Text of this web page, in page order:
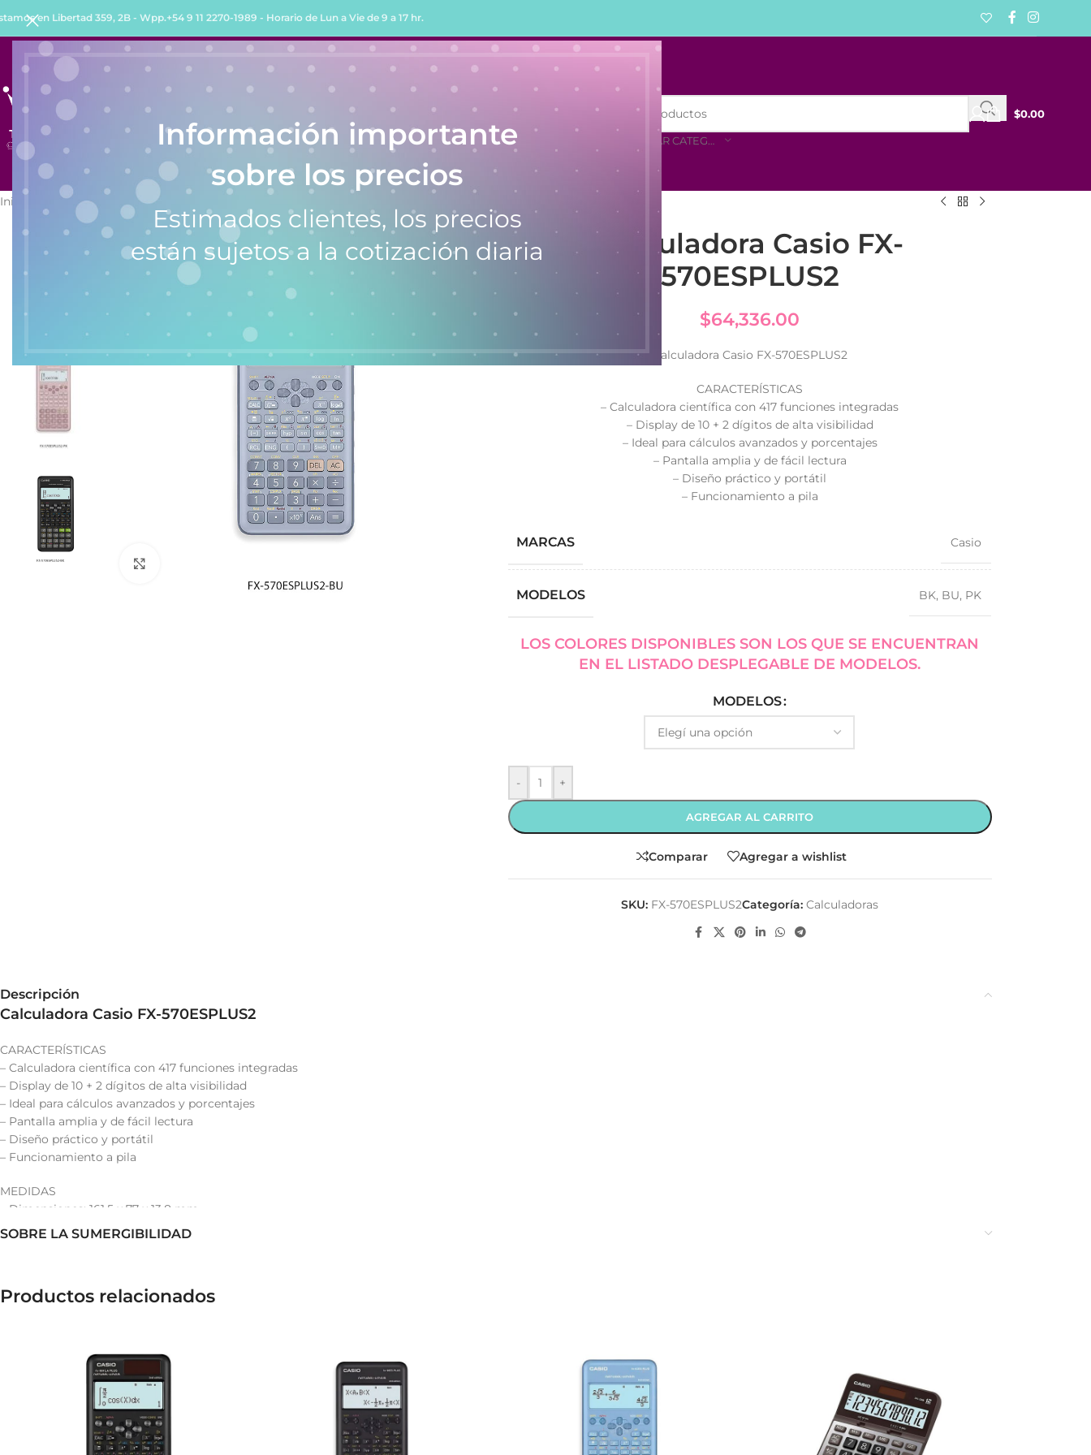
Información importante
sobre los precios
Estimados clientes, los precios
están sujetos a la cotización diaria
en Libertad 359, 2B - Wpp.+54 9 11 2270-1989 - Horario de Lun a Vie de 9 a 17 hr.
INICIO TIENDA QUIENES SOMOS COMO COMPRAR COMPRAR POR MENOR
SELECCIONAR CATEGORÍA
$0.00
Inicio Calculadoras Calculadora Casio FX-570ESPLUS2
Calculadora Casio FX-
570ESPLUS2
$64,336.00
Calculadora Casio FX-570ESPLUS2
CARACTERÍSTICAS
– Calculadora científica con 417 funciones integradas
– Display de 10 + 2 dígitos de alta visibilidad
– Ideal para cálculos avanzados y porcentajes
– Pantalla amplia y de fácil lectura
– Diseño práctico y portátil
– Funcionamiento a pila
MARCAS Casio
MODELOS BK, BU, PK
LOS COLORES DISPONIBLES SON LOS QUE SE ENCUENTRAN
EN EL LISTADO DESPLEGABLE DE MODELOS.
MODELOS
- +
AGREGAR AL CARRITO
Comparar Agregar a wishlist
SKU: FX-570ESPLUS2Categoría: Calculadoras
Descripción
Calculadora Casio FX-570ESPLUS2
CARACTERÍSTICAS
– Calculadora científica con 417 funciones integradas
– Display de 10 + 2 dígitos de alta visibilidad
– Ideal para cálculos avanzados y porcentajes
– Pantalla amplia y de fácil lectura
– Diseño práctico y portátil
– Funcionamiento a pila
MEDIDAS
– Dimensiones: 161.5 x 77 x 13.8 mm.
SOBRE LA SUMERGIBILIDAD
Productos relacionados